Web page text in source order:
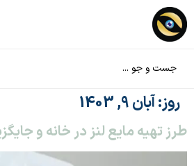
روز:آبان 9, 1403
طرز تهیه مایع لنز در خانه و